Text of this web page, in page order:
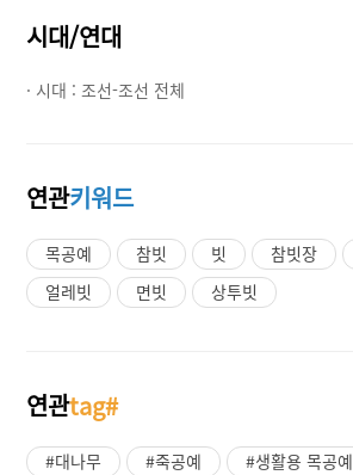
시대/연대
· 시대 : 조선-조선 전체
연관키워드
목공예 참빗 빗 참빗장
얼레빗
면빗 상투빗
연관tag#
#대나무 #죽공예 #생활용 목공예